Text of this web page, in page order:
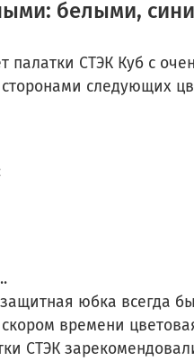
белыми,
палатки СТЭК Куб с
следующих
юбка всегда
времени
СТЭК